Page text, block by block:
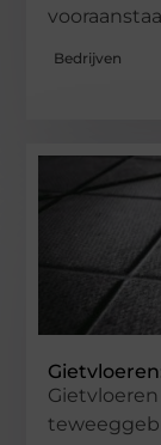
Bedrijven